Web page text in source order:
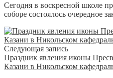
Сегодня в воскресной школе
соборе состоялось очередное
Следующая запись
Праздник явления иконы
Казани в Никольском